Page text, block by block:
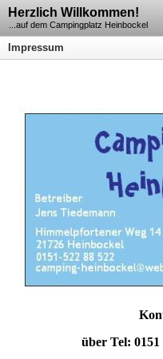
Herzlich Willkommen!
...auf dem Campingplatz Heinbockel
Impressum
über Tel: